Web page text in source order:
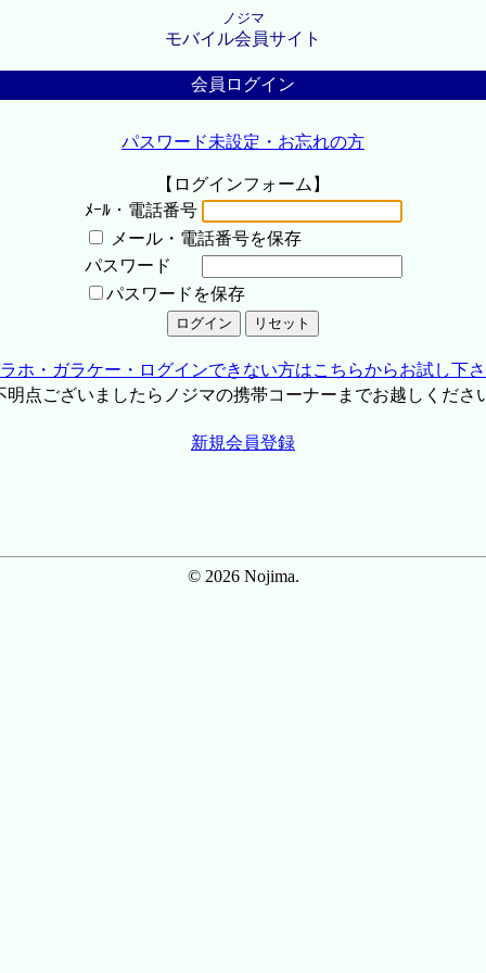
ノジマ
モバイル会員サイト
会員ログイン
パスワード未設定・お忘れの方
【ログインフォーム】
ﾒｰﾙ・電話番号
メール・電話番号を保存
パスワード
パスワードを保存
ホ・ガラケー・ログインできない方はこちらからお試し下
点ございましたらノジマの携帯コーナーまでお越しくださ
新規会員登録
© 2026 Nojima.